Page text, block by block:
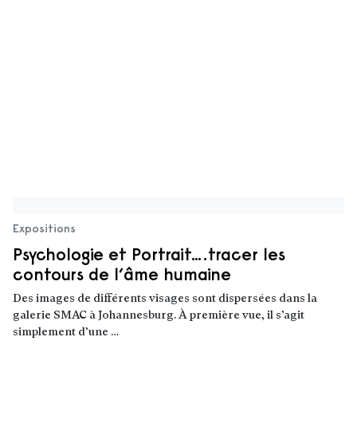
Expositions
Psychologie et Portrait….tracer les
contours de l’âme humaine
Des images de différents visages sont dispersées dans la
galerie SMAC à Johannesburg. À première vue, il s’agit
simplement d’une …
Lire la suite